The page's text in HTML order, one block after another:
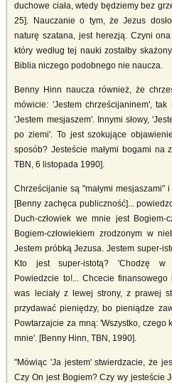
duchowe ciała, wtedy będziemy bez
25]. Nauczanie o tym, że Jezus
naturę szatana, jest herezją. Czyni
który według tej nauki zostałby
Biblia niczego podobnego nie naucza.
Benny Hinn naucza również, że
mówicie: 'Jestem chrześcijaninem',
'Jestem mesjaszem'. Innymi słowy,
po ziemi'. To jest szokujące
sposób? Jesteście małymi bogami na
TBN, 6 listopada 1990].
Chrześcijanie są "małymi mesjaszami"
[Benny zachęca publiczność]...
Duch-człowiek we mnie jest Bogiem-
Bogiem-człowiekiem zrodzonym w
Jestem próbką Jezusa. Jestem super-
Kto jest super-istotą? 'Chodzę w
Powiedzcie to!... Chcecie
was leciały z lewej strony, z prawej
przydawać pieniędzy, bo pieniądze
Powtarzajcie za mną: 'Wszystko,
mnie'. [Benny Hinn, TBN, 1990].
"Mówiąc 'Ja jestem' stwierdzacie, że
Czy On jest Bogiem? Czy wy jesteście